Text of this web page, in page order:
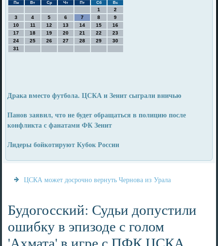
Пн Вт Ср Чт Пт Сб Вс
1
2
3
4 5 6 7 8
9
10
11 12 13 14 15
16
17
18 19 20 21 22
23
24
25 26 27 28 29
30
31
Драка вместо футбола. ЦСКА и Зенит сыграли вничью
Панов заявил, что не будет обращаться в полицию после
конфликта с фанатами ФК Зенит
Лидеры бойкотируют Кубок России
ЦСКА может досрочно вернуть Чернова из Урала
Будогосский: Судьи допустили
ошибку в эпизоде с голом